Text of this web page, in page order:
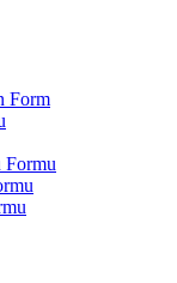
Form
Formu